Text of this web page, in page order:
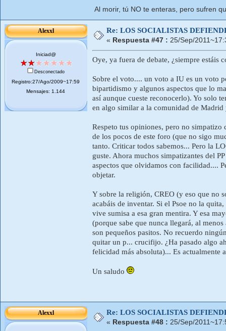
Al morir, tú NO te enteras, pero sufren
Alexxl
Iniciad@
Desconectado
Registro:27/Ago/2009~17:59
Mensajes: 1.144
Re: LOS SOCIALISTAS
« Respuesta #47 : 25/Sep/
Oye, ya fuera de debate, ¿siempre estáis
Sobre el voto.... un voto a IU es un voto
bipartidismo y algunos aspectos que lo
así aunque cueste reconocerlo). Yo solo
en algo similar a la comunidad de Madrid
Respeto tus opiniones, pero no simpatizo
de los pocos de este foro (que no sigo
tanto. Criticar todos sabemos... Pero la
guste. Ahora muchos simpatizantes del
aspectos que olvidamos con facilidad....
objetar.
Y sobre la religión, CREO (y eso que no
acabáis de inventar. Si el Psoe no la
vive sumisa a esa gran mentira. Y esa
(porque sabe que nunca llegará, al
son pequeños pasitos. No recuerdo
quitar un p... crucifijo. ¿Ha pasado algo
felicidad más absoluta)... Es actualmente
Un saludo
Alexxl Re: LOS SOCIALISTAS
« Respuesta #48 : 25/Sep/